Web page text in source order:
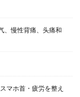
、慢性背痛、头痛和
マホ首・疲労を整え